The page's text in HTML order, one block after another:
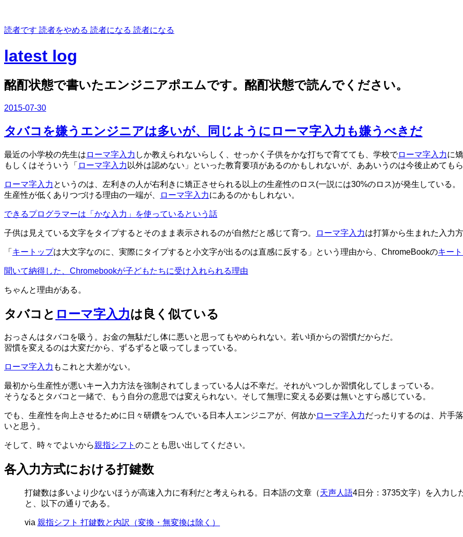
読者です 読者をやめる 読者になる 読者になる
latest log
酩酊状態で書いたエンジニアポエムです。酩酊状態で読んでください。
2015-07-30
タバコを嫌うエンジニアは多いが、同じようにローマ字入力も嫌うべきだ
最近の小学校の先生は ローマ字入力 しか教えられないらしく、せっかく子供をかな打ちで育てても、学校でローマ字入力に
もしくはそういう「 ローマ字入力 以外は認めない」といった教育要項があるのかもしれないが、ああいうのは今後止めてもら
ローマ字入力 というのは、左利きの人が右利きに矯正させられる以上の生産性のロス(一説には30%のロス)が発生している
生産性が低くありつづける理由の一端が、
ローマ字入力にあるのかもしれない。
できるプログラマーは「かな入力」を使っているという話
子供は見えている文字をタイプするとそのまま表示されるのが自然だと感じて育つ。 ローマ字入力は打算から生まれた入力
「 キートップは大文字なのに、実際にタイプすると小文字が出るのは直感に反する」という理由から、ChromeBookのキー
聞いて納得した、Chromebookが子どもたちに受け入れられる理由
ちゃんと理由がある。
タバコと ローマ字入力は良く似ている
おっさんはタバコを吸う。お金の無駄だし体に悪いと思ってもやめられない。若い頃からの習慣だからだ。
習慣を変えるのは大変だから、ずるずると吸ってしまっている。
ローマ字入力 もこれと大差がない。
最初から生産性が悪いキー入力方法を強制されてしまっている人は不幸だ。それがいつしか習慣化してしまっている。
そうなるとタバコと一緒で、もう自分の意思では変えられない。そして無理に変える必要は無いとすら感じている。
でも、生産性を向上させるために日々研鑽をつんでいる日本人エンジニアが、何故かローマ字入力だったりするのは、片手
いと思う。
そして、時々でよいから親指シフト のことも思い出してください。
各入力方式における打鍵数
打鍵数は多いより少ないほうが高速入力に有利だと考えられる。日本語の文章（天声人語4日分：3735文字）を入力し
と、以下の通りである。
via 親指シフト 打鍵数と内訳（変換・無変換は除く）